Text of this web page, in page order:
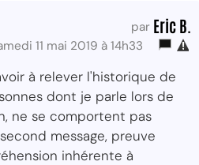
par Eric B.
11 mai 2019 à 14h33
à relever l'historique de
dont je parle lors de
ne se comportent pas
message, preuve
inhérente à